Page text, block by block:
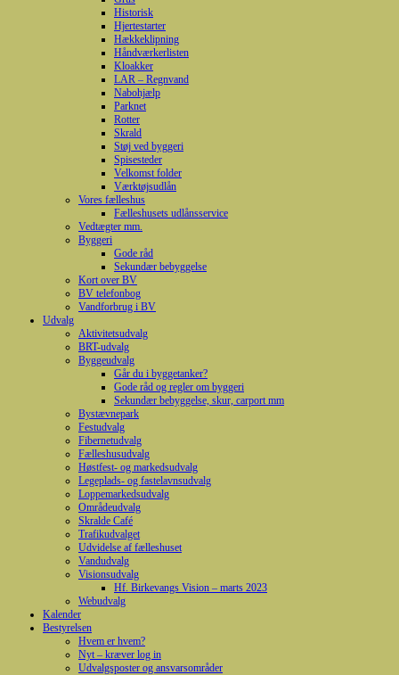
Historisk
Hjertestarter
Hækkeklipning
Håndværkerlisten
Kloakker
LAR – Regnvand
Nabohjælp
Parknet
Rotter
Skrald
Støj ved byggeri
Spisesteder
Velkomst folder
Værktøjsudlån
Vores fælleshus
Fælleshusets udlånsservice
Vedtægter mm.
Byggeri
Gode råd
Sekundær bebyggelse
Kort over BV
BV telefonbog
Vandforbrug i BV
Udvalg
Aktivitetsudvalg
BRT-udvalg
Byggeudvalg
Går du i byggetanker?
Gode råd og regler om byggeri
Sekundær bebyggelse, skur, carport mm
Bystævnepark
Festudvalg
Fibernetudvalg
Fælleshusudvalg
Høstfest- og markedsudvalg
Legeplads- og fastelavnsudvalg
Loppemarkedsudvalg
Områdeudvalg
Skralde Café
Trafikudvalget
Udvidelse af fælleshuset
Vandudvalg
Visionsudvalg
Hf. Birkevangs Vision – marts 2023
Webudvalg
Kalender
Bestyrelsen
Hvem er hvem?
Nyt – kræver log in
Udvalgsposter og ansvarsområder